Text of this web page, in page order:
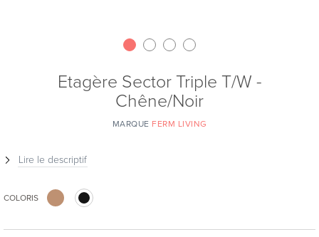
Etagère Sector Triple T/W -
Chêne/Noir
MARQUE FERM LIVING
Lire le descriptif
COLORIS